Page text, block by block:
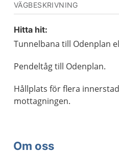
VÄGBESKRIVNING
Hitta hit:
Tunnelbana till Odenplan
Pendeltåg till Odenplan.
Hållplats för flera
mottagningen.
Om oss